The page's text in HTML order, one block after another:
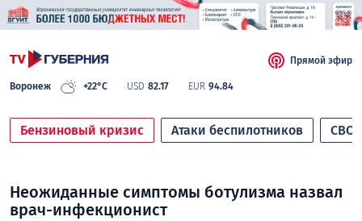
Воронеж +22°C USD 82.17 EUR 94.84
Прямой эфир
Бензиновый кризис Атаки беспилотников СВО
Неожиданные симптомы ботулизма назвал
врач-инфекционист